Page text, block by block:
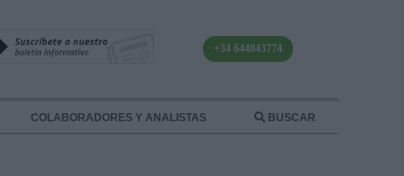
+34 644043774
COLABORADORES Y ANALISTAS BUSCAR